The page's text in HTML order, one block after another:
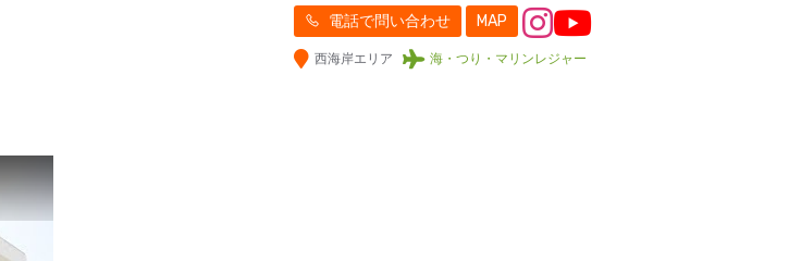
電話で問い合わせ MAP
西海岸エリア 海・つり・マリンレジャー